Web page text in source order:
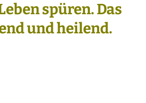
spüren. Das
und heilend.